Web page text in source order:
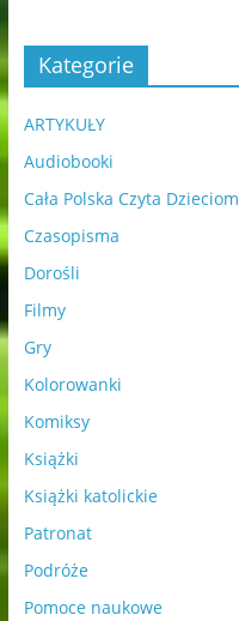
Kategorie
ARTYKUŁY
Audiobooki
Cała Polska Czyta Dzieciom
Czasopisma
Dorośli
Filmy
Gry
Kolorowanki
Komiksy
Książki
Książki katolickie
Patronat
Podróże
Pomoce naukowe